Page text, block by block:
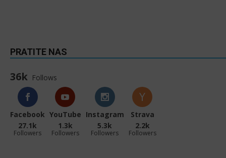
PRATITE NAS
36k Follows
Facebook
27.1k
Followers
YouTube
1.3k
Followers
Instagram
5.3k
Followers
Strava
2.2k
Followers